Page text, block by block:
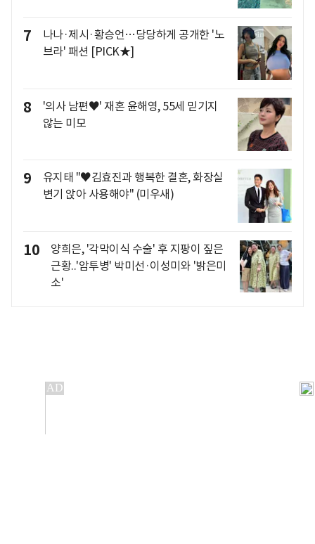
7
나나·제시·황승언…당당하게 공개한 '노
브라' 패션 [PICK★]
8
'의사 남편♥' 재혼 윤해영, 55세 믿기지
않는 미모
9
유지태 "♥김효진과 행복한 결혼, 화장실
변기 앉아 사용해야" (미우새)
10
양희은, '각막이식 수술' 후 지팡이 짚은
근황..'암투병' 박미선·이성미와 '밝은미
소'